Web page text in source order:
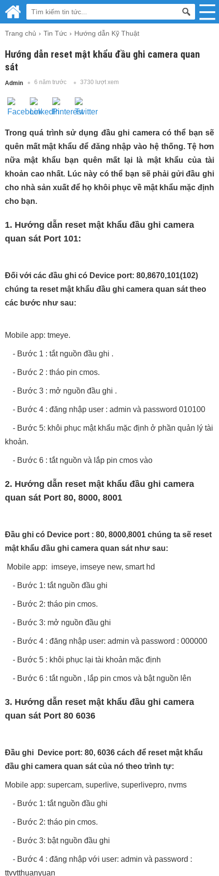
Trang chủ Tin Tức Hướng dẫn Kỹ Thuật
Hướng dẫn reset mật khẩu đầu ghi camera quan
sát
Admin 6 năm trước 3730 lượt xem
Trong quá trình sử dụng đầu ghi camera có thể bạn sẽ
quên mất mật khẩu để đăng nhập vào hệ thống. Tệ hơn
nữa mật khẩu bạn quên mất lại là mật khẩu của tài
khoản cao nhất. Lúc này có thể bạn sẽ phải gửi đầu ghi
cho nhà sản xuất để họ khôi phục về mật khẩu mặc định
cho bạn.
1. Hướng dẫn reset mật khẩu đầu ghi camera
quan sát Port 101:
Đối với các đầu ghi có Device port: 80,8670,101(102)
chúng ta reset mật khẩu đầu ghi camera quan sát theo
các bước như sau:
Mobile app: tmeye.
- Bước 1 : tắt nguồn đầu ghi .
- Bước 2 : tháo pin cmos.
- Bước 3 : mở nguồn đầu ghi .
- Bước 4 : đăng nhập user : admin và password 010100
- Bước 5: khôi phục mật khẩu mặc định ở phần quản lý tài
khoản.
- Bước 6 : tắt nguồn và lắp pin cmos vào
2. Hướng dẫn reset mật khẩu đầu ghi camera
quan sát Port 80, 8000, 8001
Đầu ghi có Device port : 80, 8000,8001 chúng ta sẽ reset
mật khẩu đầu ghi camera quan sát như sau:
Mobile app: imseye, imseye new, smart hd
- Bước 1: tắt nguồn đầu ghi
- Bước 2: tháo pin cmos.
- Bước 3: mở nguồn đầu ghi
- Bước 4 : đăng nhập user: admin và password : 000000
- Bước 5 : khôi phục lại tài khoản mặc định
- Bước 6 : tắt nguồn , lắp pin cmos và bật nguồn lên
3. Hướng dẫn reset mật khẩu đầu ghi camera
quan sát Port 80 6036
Đầu ghi Device port: 80, 6036 cách để reset mật khẩu
đầu ghi camera quan sát của nó theo trình tự:
Mobile app: supercam, superlive, superlivepro, nvms
- Bước 1: tắt nguồn đầu ghi
- Bước 2: tháo pin cmos.
- Bước 3: bật nguồn đầu ghi
- Bước 4 : đăng nhập với user: admin và password :
ttvvtthuanyuan